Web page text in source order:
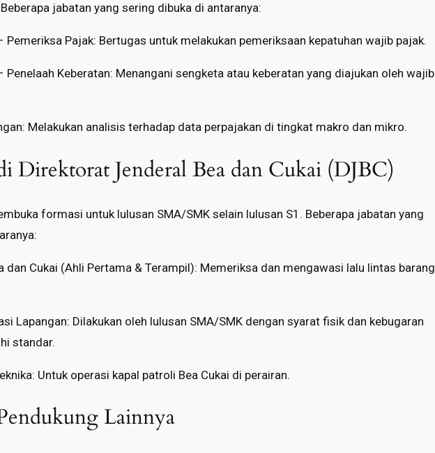
jabatan yang sering dibuka di antaranya:
Pemeriksa Pajak: Bertugas untuk melakukan pemeriksaan kepatuhan wajib pajak.
Penelaah Keberatan: Menangani sengketa atau keberatan yang diajukan oleh wajib
Melakukan analisis terhadap data perpajakan di tingkat makro dan mikro.
Direktorat Jenderal Bea dan Cukai (DJBC)
formasi untuk lulusan SMA/SMK selain lulusan S1. Beberapa jabatan yang
dan Cukai (Ahli Pertama & Terampil): Memeriksa dan mengawasi lalu lintas barang
Lapangan: Dilakukan oleh lulusan SMA/SMK dengan syarat fisik dan kebugaran
standar.
Untuk operasi kapal patroli Bea Cukai di perairan.
Lainnya